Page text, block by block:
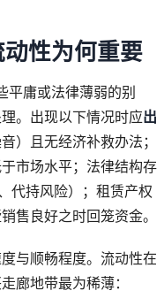
性为何重要
庸或法律薄弱的别
。出现以下情况时应出
）且无经济补救办法；
市场水平；法律结构存
代持风险）；租赁产权
售良好之时回笼资金。
与顺畅程度。流动性在
廊地带最为稀薄：